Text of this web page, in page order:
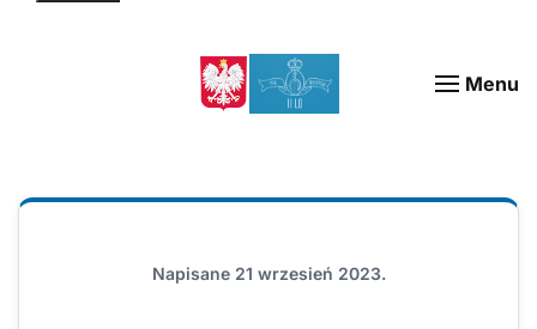
Menu
Napisane 21 wrzesień 2023.